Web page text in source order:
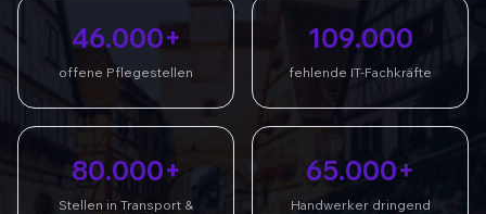
46.000+
offene Pflegestellen
109.000
fehlende IT-Fachkräfte
80.000+
Stellen in Transport &
65.000+
Handwerker dringend